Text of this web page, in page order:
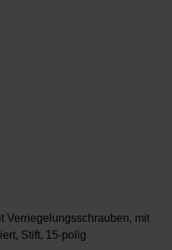
Verriegelungsschrauben, mit
Stift, 15-polig